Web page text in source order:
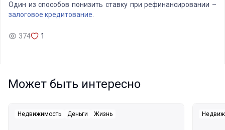
Один из способов понизить ставку при рефинансировании –
залоговое кредитование
374 1
Может быть интересно
Недвижимость Деньги Жизнь